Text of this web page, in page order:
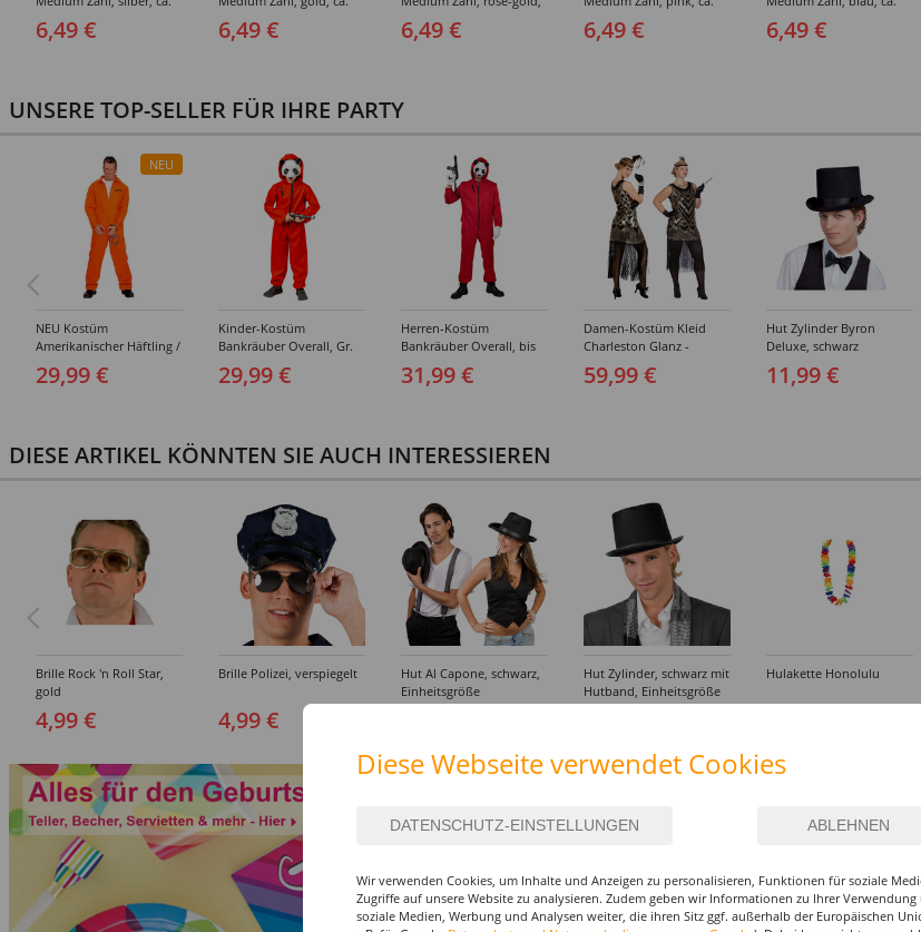
66cm hoch -
verschiedene Ziffern
6,49 €
66cm hoch -
verschiedene Ziffern
6,49 €
ca. 66cm hoch -
verschiedene Ziffern
6,49 €
66cm hoch -
verschiedene Ziffern
6,49 €
66cm hoch -
verschiedene Ziffern
6,49 €
UNSERE TOP-SELLER FÜR IHRE PARTY
NEU
NEU Kostüm
Amerikanischer Häftling /
Sträfling, Overall, Orange
- verschiedene Größen
29,99 €
Kinder-Kostüm
Bankräuber Overall, Gr.
152-164
29,99 €
Herren-Kostüm
Bankräuber Overall, bis
190 cm
31,99 €
Damen-Kostüm Kleid
Charleston Glanz -
Verschiedene Größen (S-
XXL)
59,99 €
Hut Zylinder Byron
Deluxe, schwarz
11,99 €
DIESE ARTIKEL KÖNNTEN SIE AUCH INTERESSIEREN
Brille Rock 'n Roll Star,
gold
4,99 €
Brille Polizei, verspiegelt
4,99 €
Hut Al Capone, schwarz,
Einheitsgröße
Hut Zylinder, schwarz mit
Hutband, Einheitsgröße
Hulakette Honolulu
Diese Webseite verwendet Cookies
Wir verwenden Cookies, um Inhalte und Anzeigen zu personalisieren, Funktionen für soziale
Zugriffe auf unsere Website zu analysieren. Zudem geben wir Informationen zu Ihrer
soziale Medien, Werbung und Analysen weiter, die ihren Sitz ggf. außerhalb der Europäischen